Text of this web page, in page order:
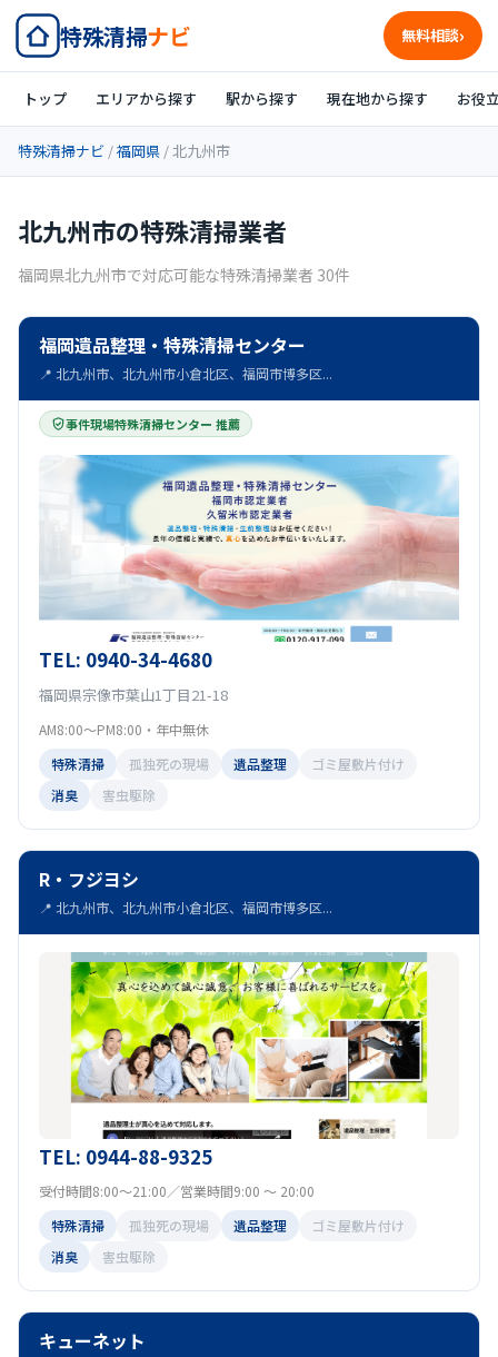
特殊清掃ナビ 無料相談
トップ エリアから探す 駅から探す 現在地から探す お役
特殊清掃ナビ /福岡県 / 北九州市
北九州市の特殊清掃業者
福岡県北九州市で対応可能な特殊清掃業者 30件
福岡遺品整理・特殊清掃センター
📍 北九州市、北九州市小倉北区、福岡市博多区...
事件現場特殊清掃センター 推薦
TEL: 0940-34-4680
福岡県宗像市葉山1丁目21-18
AM8:00～PM8:00・年中無休
特殊清掃
孤独死の現場 遺品整理
ゴミ屋敷片付け
消臭
害虫駆除
R・フジヨシ
📍 北九州市、北九州市小倉北区、福岡市博多区...
TEL: 0944-88-9325
受付時間8:00～21:00／営業時間9:00 ～ 20:00
特殊清掃
孤独死の現場 遺品整理
ゴミ屋敷片付け
消臭
害虫駆除
キューネット